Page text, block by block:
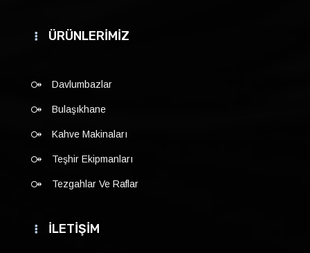
ÜRÜNLERİMİZ
Davlumbazlar
Bulaşıkhane
Kahve Makinaları
Teşhir Ekipmanları
Tezgahlar Ve Raflar
İLETİŞİM